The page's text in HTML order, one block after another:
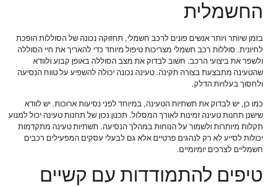
החשמלית
בזמן שיותר ויותר אנשים פונים לרכב חשמלי, תחזוקה נכונה של הסוללות הופכת
לחיונית. סוללות רכב חשמלי מצריכות טיפול מיוחד כדי להאריך את חיי הסוללה
ולשפר את ביצועי הרכב. חשוב לבדוק את מצב הסוללה באופן קבוע ולוודא
שהטעינה מתבצעת בצורה תקינה. טעינה נכונה יכולה להשפיע על טווח הנסיעה
ולחסוך בעלויות הדלק.
כמו כן, יש לבדוק את תשתיות הטעינה, במיוחד לפני נסיעות ארוכות. יש לוודא
שישנן תחנות טעינה זמינות לאורך המסלול. תכנון נכון של תחנות טעינה יכול למנוע
תקלות מיותרות ולשמור על הנוחות במהלך הנסיעה. תשתיות טעינה מתקדמות
יכולות לסייע לא רק לנהגים פרטיים אלא גם לבעלי עסקים המפעילים רכבים
חשמליים לצרכים יומיומיים.
טיפים להתמודדות עם קשיים